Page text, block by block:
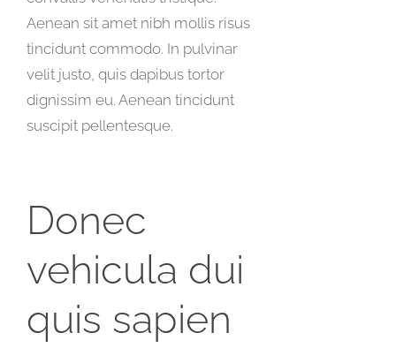
Aenean sit amet nibh mollis risus
tincidunt commodo. In pulvinar
velit justo, quis dapibus tortor
dignissim eu. Aenean tincidunt
suscipit pellentesque.
Donec
vehicula dui
quis sapien